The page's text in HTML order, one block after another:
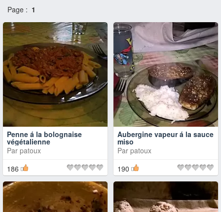
Page : 1
Penne á la bolognaise
végétalienne
Par patoux
186
Aubergine vapeur á la sauce
miso
Par patoux
190